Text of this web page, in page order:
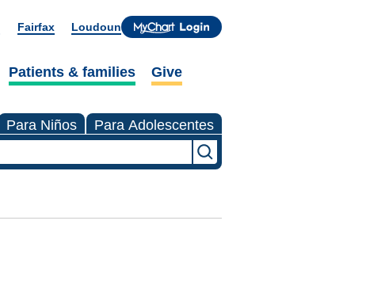
Fairfax Loudoun
Patients & families Give
Para Niños Para Adolescentes